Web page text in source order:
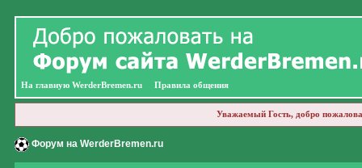
На главную WerderBremen.ru Правила общения
Уважаемый Гость, добро
Форум на WerderBremen.ru